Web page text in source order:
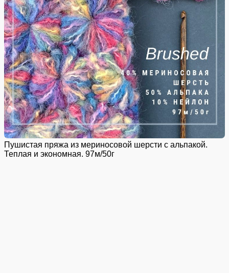
Пушистая пряжа из мериносовой шерсти с альпакой.
Теплая и экономная. 97м/50г